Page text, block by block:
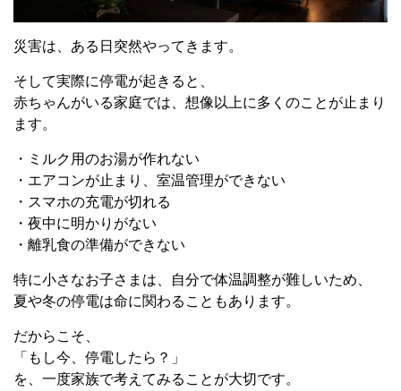
災害は、ある日突然やってきます。
そして実際に停電が起きると、
赤ちゃんがいる家庭では、想像以上に多くのことが止まり
ます。
・ミルク用のお湯が作れない
・エアコンが止まり、室温管理ができない
・スマホの充電が切れる
・夜中に明かりがない
・離乳食の準備ができない
特に小さなお子さまは、自分で体温調整が難しいため、
夏や冬の停電は命に関わることもあります。
だからこそ、
「もし今、停電したら？」
を、一度家族で考えてみることが大切です。